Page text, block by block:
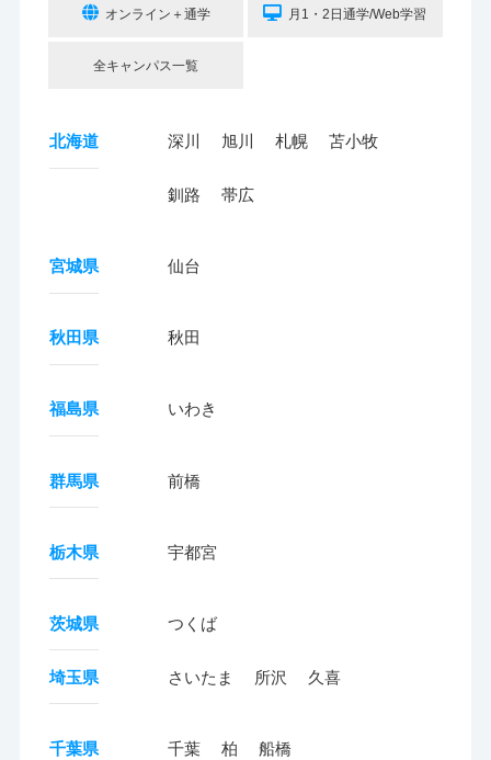
オンライン＋通学 月1・2日通学/Web学習
全キャンパス一覧
北海道 深川 旭川 札幌 苫小牧
釧路 帯広
宮城県 仙台
秋田県 秋田
福島県 いわき
群馬県 前橋
栃木県 宇都宮
茨城県 つくば
埼玉県 さいたま 所沢 久喜
千葉県 千葉 柏 船橋